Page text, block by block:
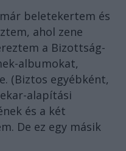
beletekertem és
ahol zene
a Bizottság-
albumokat,
(Biztos egyébként,
alapítási
és a két
De ez egy másik